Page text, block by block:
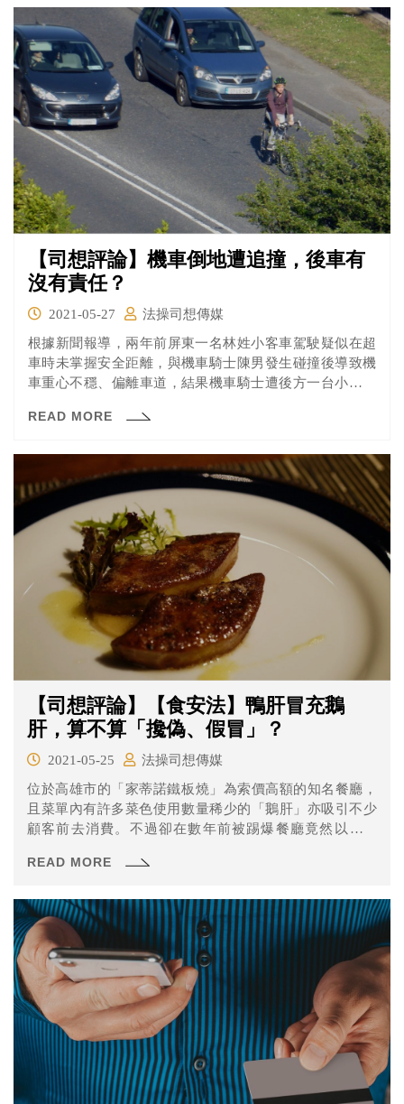
不照著鑑定結果判決呢？
【司想評論】機車倒地遭追撞，後車有
沒有責任？
2021-05-27
法操司想傳媒
根據新聞報導，兩年前屏東一名林姓小客車駕駛疑似在超
車時未掌握安全距離，與機車騎士陳男發生碰撞後導致機
車重心不穩、偏離車道，結果機車騎士遭後方一台小貨車
依過失致死罪判處有期徒刑。就「後車」（如該案的小貨
READ MORE
【司想評論】【食安法】鴨肝冒充鵝
肝，算不算「攙偽、假冒」？
2021-05-25
法操司想傳媒
位於高雄市的「家蒂諾鐵板燒」為索價高額的知名餐廳，
且菜單內有許多菜色使用數量稀少的「鵝肝」亦吸引不少
顧客前去消費。不過卻在數年前被踢爆餐廳竟然以「鴨
法詐欺罪與違反食安法等罪名起訴。
READ MORE